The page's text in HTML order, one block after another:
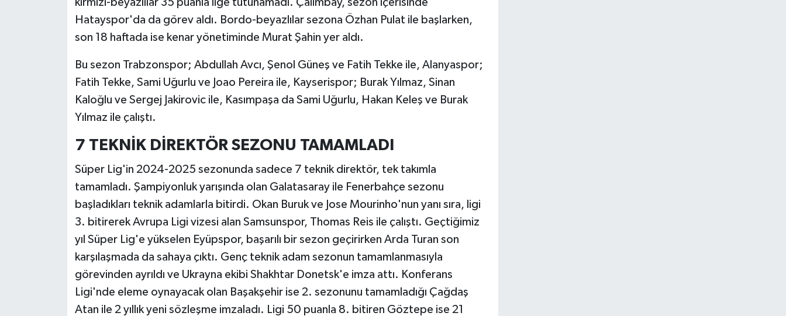
kırmızı-beyazlılar 35 puanla lige tutunamadı. Çalımbay, sezon içerisinde
Hatayspor'da da görev aldı. Bordo-beyazlılar sezona Özhan Pulat ile başlarken,
son 18 haftada ise kenar yönetiminde Murat Şahin yer aldı.
Bu sezon Trabzonspor; Abdullah Avcı, Şenol Güneş ve Fatih Tekke ile, Alanyaspor;
Fatih Tekke, Sami Uğurlu ve Joao Pereira ile, Kayserispor; Burak Yılmaz, Sinan
Kaloğlu ve Sergej Jakirovic ile, Kasımpaşa da Sami Uğurlu, Hakan Keleş ve Burak
Yılmaz ile çalıştı.
7 TEKNİK DİREKTÖR SEZONU TAMAMLADI
Süper Lig'in 2024-2025 sezonunda sadece 7 teknik direktör, tek takımla
tamamladı. Şampiyonluk yarışında olan Galatasaray ile Fenerbahçe sezonu
başladıkları teknik adamlarla bitirdi. Okan Buruk ve Jose Mourinho'nun yanı sıra, ligi
3. bitirerek Avrupa Ligi vizesi alan Samsunspor, Thomas Reis ile çalıştı. Geçtiğimiz
yıl Süper Lig'e yükselen Eyüpspor, başarılı bir sezon geçirirken Arda Turan son
karşılaşmada da sahaya çıktı. Genç teknik adam sezonun tamamlanmasıyla
görevinden ayrıldı ve Ukrayna ekibi Shakhtar Donetsk'e imza attı. Konferans
Ligi'nde eleme oynayacak olan Başakşehir ise 2. sezonunu tamamladığı Çağdaş
Atan ile 2 yıllık yeni sözleşme imzaladı. Ligi 50 puanla 8. bitiren Göztepe ise 21